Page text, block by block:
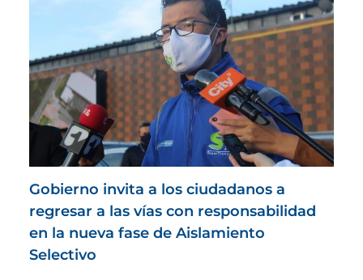
Gobierno invita a los ciudadanos a
regresar a las vías con responsabilidad
en la nueva fase de Aislamiento
Selectivo